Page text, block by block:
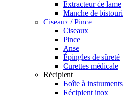
Extracteur de lame
Manche de bistouri
Ciseaux / Pince
Ciseaux
Pince
Anse
Épingles de sûreté
Curettes médicale
Récipient
Boîte à instruments
Récipient inox